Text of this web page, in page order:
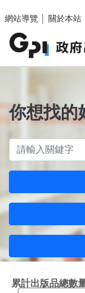
網站導覽
關於本站
你想找的
累計出版品總數
施政搜